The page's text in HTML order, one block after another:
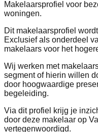
Makelaarsprofiel voor
woningen.
Dit makelaarsprofiel
Exclusief als onderdeel
makelaars voor het
Wij werken met
segment of hierin willen
door hoogwaardige
begeleiding.
Via dit profiel krijg je
door deze makelaar op
vertegenwoordigd.